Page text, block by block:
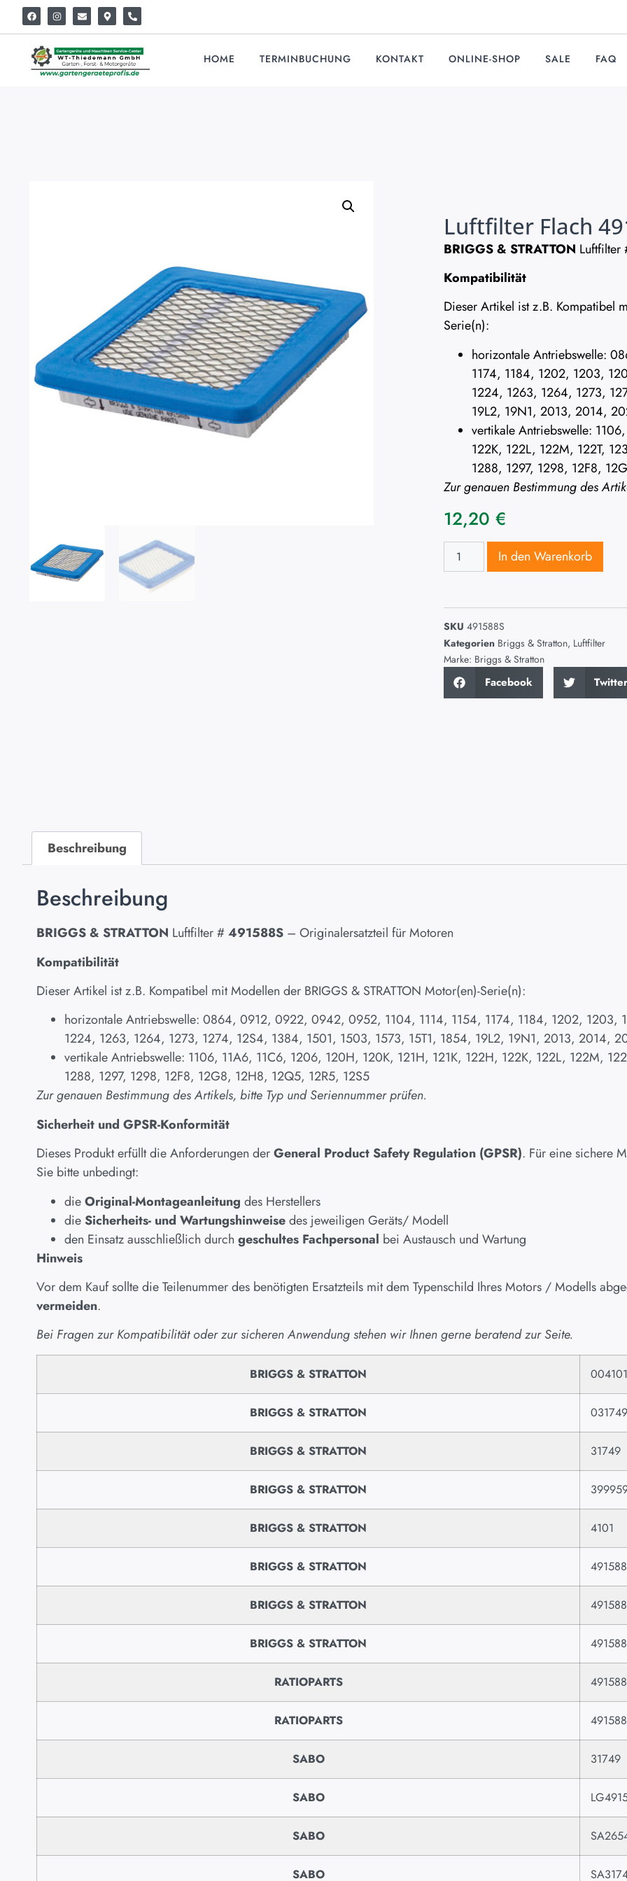
HOME TERMINBUCHUNG KONTAKT ONLINE-SHOP SALE FAQ
Luftfilter Flach
BRIGGS & STRATTON Luftfilter
Kompatibilität
Dieser Artikel ist z.B. Kompatibel
Serie(n):
horizontale Antriebswelle:
1174, 1184, 1202, 1203,
1224, 1263, 1264, 1273,
19L2, 19N1, 2013, 2014,
vertikale Antriebswelle:
122K, 122L, 122M, 122T,
1288, 1297, 1298, 12F8,
Zur genauen Bestimmung des
12,20 €
In den Warenkorb
SKU 491588S
Kategorien Briggs & Stratton, Luftfilter
Marke: Briggs & Stratton
Facebook Twitter
Beschreibung
Beschreibung
BRIGGS & STRATTON Luftfilter #491588S – Originalersatzteil für Motoren
Kompatibilität
Dieser Artikel ist z.B. Kompatibel mit Modellen der BRIGGS & STRATTON Motor(en)-Serie(n):
horizontale Antriebswelle: 0864, 0912, 0922, 0942, 0952, 1104, 1114, 1154, 1174, 1184, 1202, 1203,
1224, 1263, 1264, 1273, 1274, 12S4, 1384, 1501, 1503, 1573, 15T1, 1854, 19L2, 19N1, 2013, 2014,
vertikale Antriebswelle: 1106, 11A6, 11C6, 1206, 120H, 120K, 121H, 121K, 122H, 122K, 122L, 122M,
1288, 1297, 1298, 12F8, 12G8, 12H8, 12Q5, 12R5, 12S5
Zur genauen Bestimmung des Artikels, bitte Typ und Seriennummer prüfen.
Sicherheit und GPSR-Konformität
Dieses Produkt erfüllt die Anforderungen derGeneral Product Safety Regulation (GPSR). Für eine sichere
Sie bitte unbedingt:
dieOriginal-Montageanleitung des Herstellers
dieSicherheits- und Wartungshinweisedes jeweiligen Geräts/ Modell
den Einsatz ausschließlich durch geschultes Fachpersonal bei Austausch und Wartung
Hinweis
Vor dem Kauf sollte die Teilenummer des benötigten Ersatzteils mit dem Typenschild Ihres Motors / Modells
vermeiden.
Bei Fragen zur Kompatibilität oder zur sicheren Anwendung stehen wir Ihnen gerne beratend zur Seite.
BRIGGS & STRATTON 004101
BRIGGS & STRATTON 031749
BRIGGS & STRATTON 31749
BRIGGS & STRATTON
BRIGGS & STRATTON 4101
BRIGGS & STRATTON 491588
BRIGGS & STRATTON
BRIGGS & STRATTON
RATIOPARTS 491588
RATIOPARTS
SABO 31749
SABO
SABO
SABO